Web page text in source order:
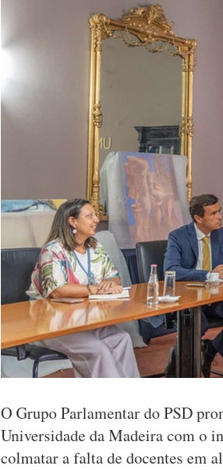
O Grupo Parlamentar do PSD
Universidade da Madeira com o
colmatar a falta de docentes em